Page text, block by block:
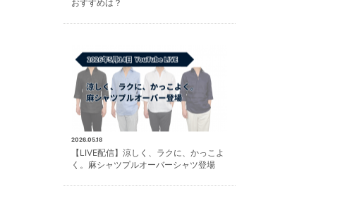
おすすめは？
2026.05.18
【LIVE配信】涼しく、ラクに、かっこよ
く。麻シャツプルオーバーシャツ登場